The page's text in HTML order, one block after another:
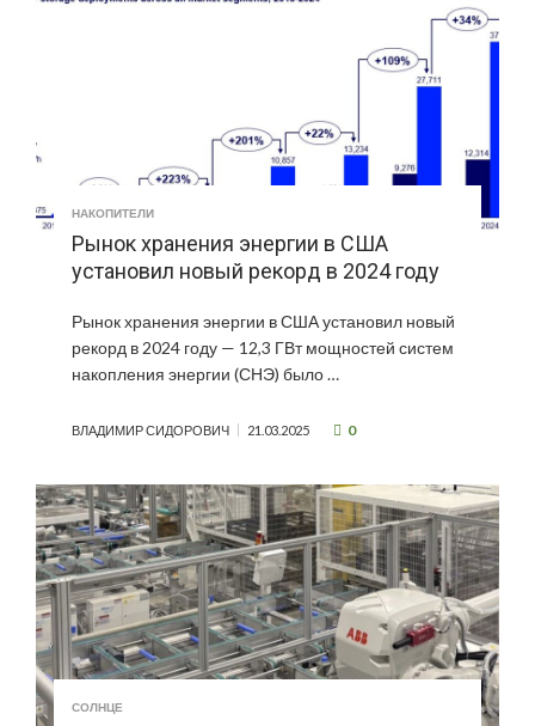
НАКОПИТЕЛИ
Рынок хранения энергии в США
установил новый рекорд в 2024 году
Рынок хранения энергии в США установил новый
рекорд в 2024 году — 12,3 ГВт мощностей систем
накопления энергии (СНЭ) было …
ВЛАДИМИР СИДОРОВИЧ 21.03.2025 0
СОЛНЦЕ